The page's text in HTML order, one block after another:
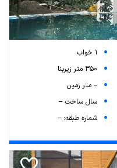
1 خواب
350 متر زیربنا
-- متر زمین
سال ساخت --
شماره طبقه: --